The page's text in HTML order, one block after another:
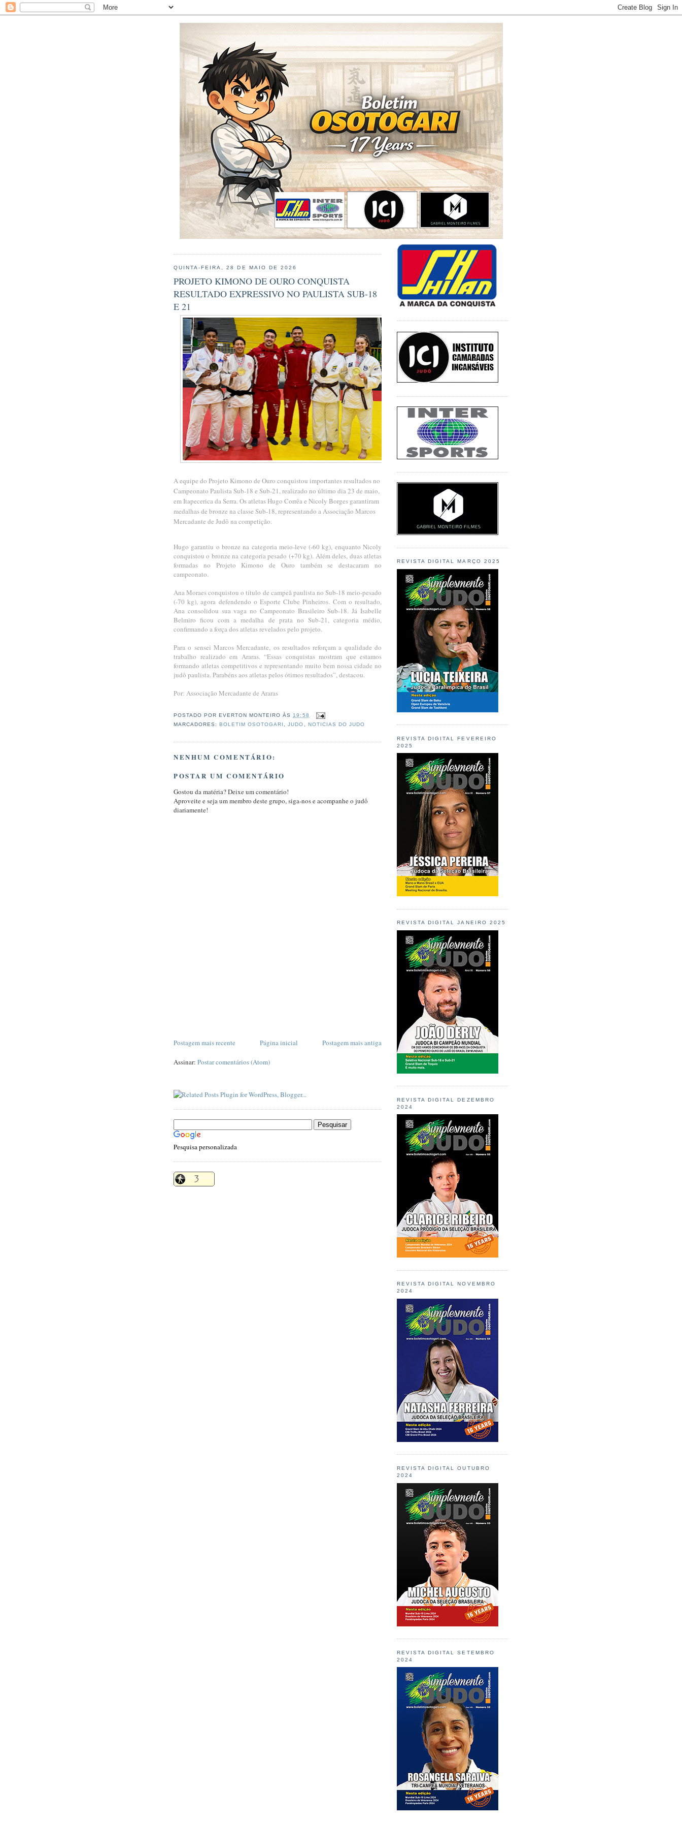
QUINTA-FEIRA, 28 DE MAIO DE 2026
PROJETO KIMONO DE OURO CONQUISTA
RESULTADO EXPRESSIVO NO PAULISTA SUB-18
E 21
A equipe do Projeto Kimono de Ouro conquistou importantes resultados no
Campeonato Paulista Sub-18 e Sub-21, realizado no último dia 23 de maio,
em Itapecerica da Serra. Os atletas Hugo Corrêa e Nicoly Borges garantiram
medalhas de bronze na classe Sub-18, representando a Associação Marcos
Mercadante de Judô na competição.
Hugo garantiu o bronze na categoria meio-leve (-60 kg), enquanto Nicoly
conquistou o bronze na categoria pesado (+70 kg). Além deles, duas atletas
formadas no Projeto Kimono de Ouro também se destacaram no
campeonato.
Ana Moraes conquistou o título de campeã paulista no Sub-18 meio-pesado
(-70 kg), agora defendendo o Esporte Clube Pinheiros. Com o resultado,
Ana consolidou sua vaga no Campeonato Brasileiro Sub-18. Já Isabelle
Belmiro ficou com a medalha de prata no Sub-21, categoria médio,
confirmando a força dos atletas revelados pelo projeto.
Para o sensei Marcos Mercadante, os resultados reforçam a qualidade do
trabalho realizado em Araras. “Essas conquistas mostram que estamos
formando atletas competitivos e representando muito bem nossa cidade no
judô paulista. Parabéns aos atletas pelos ótimos resultados”, destacou.
Por: Associação Mercadante de Araras
POSTADO POR EVERTON MONTEIRO ÀS19:58
MARCADORES:BOLETIM OSOTOGARI ,JUDO , NOTICIAS DO JUDO
NENHUM COMENTÁRIO:
POSTAR UM COMENTÁRIO
Gostou da matéria? Deixe um comentário!
Aproveite e seja um membro deste grupo, siga-nos e acompanhe o judô
diariamente!
Postagem mais recente Postagem mais antiga
Página inicial
Assinar: Postar comentários (Atom)
Pesquisa personalizada
REVISTA DIGITAL MARÇO 2025
REVISTA DIGITAL FEVEREIRO
2025
REVISTA DIGITAL JANEIRO 2025
REVISTA DIGITAL DEZEMBRO
2024
REVISTA DIGITAL NOVEMBRO
2024
REVISTA DIGITAL OUTUBRO
2024
REVISTA DIGITAL SETEMBRO
2024